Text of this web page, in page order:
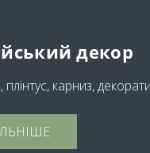
декор
карниз,